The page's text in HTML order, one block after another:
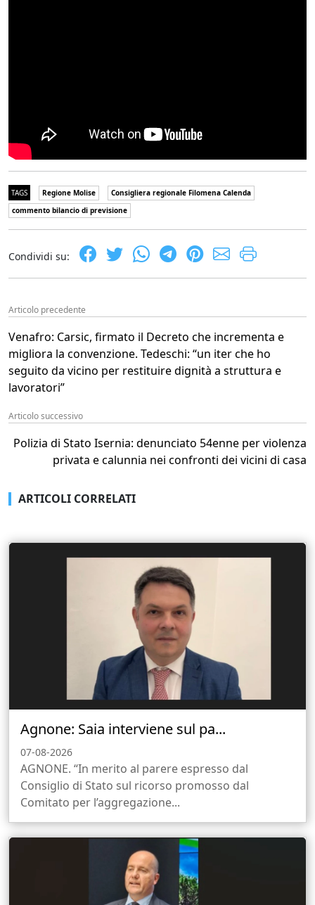
TAGS Regione Molise
Consigliera regionale Filomena Calenda
commento bilancio di previsione
Condividi su:
Articolo precedente
Venafro: Carsic, firmato il Decreto che incrementa e
migliora la convenzione. Tedeschi: “un iter che ho
seguito da vicino per restituire dignità a struttura e
lavoratori”
Articolo successivo
Polizia di Stato Isernia: denunciato 54enne per violenza
privata e calunnia nei confronti dei vicini di casa
ARTICOLI CORRELATI
Agnone: Saia interviene sul pa...
07-08-2026
AGNONE. “In merito al parere espresso dal
Consiglio di Stato sul ricorso promosso dal
Comitato per l’aggregazione...